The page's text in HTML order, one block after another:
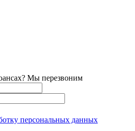
Мы перезвоним
персональных данных